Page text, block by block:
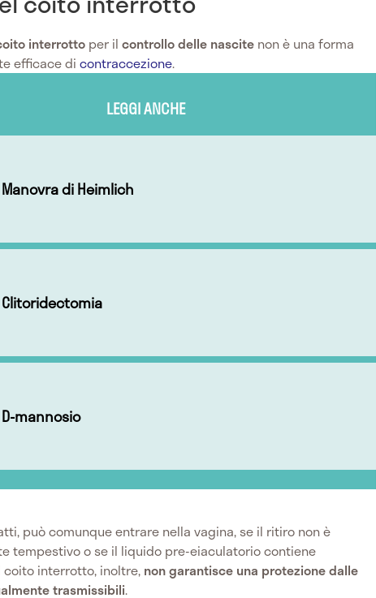
interrotto per il controllo delle nascite non è una forma
efficace di contraccezione.
LEGGI ANCHE
Manovra di Heimlich
Clitoridectomia
D-mannosio
può comunque entrare nella vagina, se il ritiro non è
tempestivo o se il liquido pre-eiaculatorio contiene
coito interrotto, inoltre,non garantisce una protezione dalle
trasmissibili.